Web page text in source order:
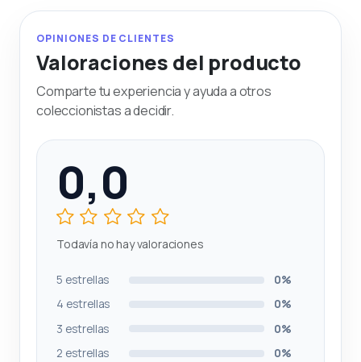
OPINIONES DE CLIENTES
Valoraciones del producto
Comparte tu experiencia y ayuda a otros
coleccionistas a decidir.
0,0
Todavía no hay valoraciones
5 estrellas
0%
4 estrellas
0%
3 estrellas
0%
2 estrellas
0%